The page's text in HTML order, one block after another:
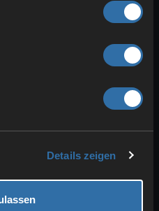
Details zeigen
(Trials): Dir
Hammer